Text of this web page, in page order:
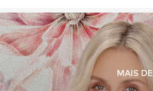
motion-fashion.de/
MAIS DE